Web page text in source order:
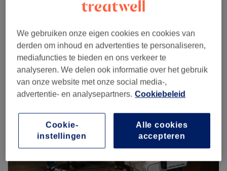
Zoek meer salons
We gebruiken onze eigen cookies en cookies van
derden om inhoud en advertenties te personaliseren,
mediafuncties te bieden en ons verkeer te
analyseren. We delen ook informatie over het gebruik
van onze website met onze social media-,
advertentie- en analysepartners. Cookiebeleid
Alle cookies
accepteren
Cookie-
instellingen